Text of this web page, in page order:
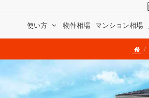
使い方 物件相場 マンション相場